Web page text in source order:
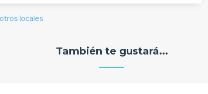
locales
También te gustará...